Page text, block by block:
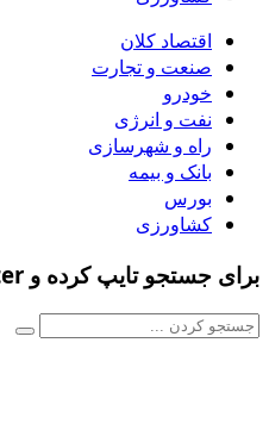
اقتصاد کلان
صنعت و تجارت
خودرو
نفت و انرژی
راه و شهرسازی
بانک و بیمه
بورس
کشاورزی
برای جستجو تایپ کرده و Enter را بزنید